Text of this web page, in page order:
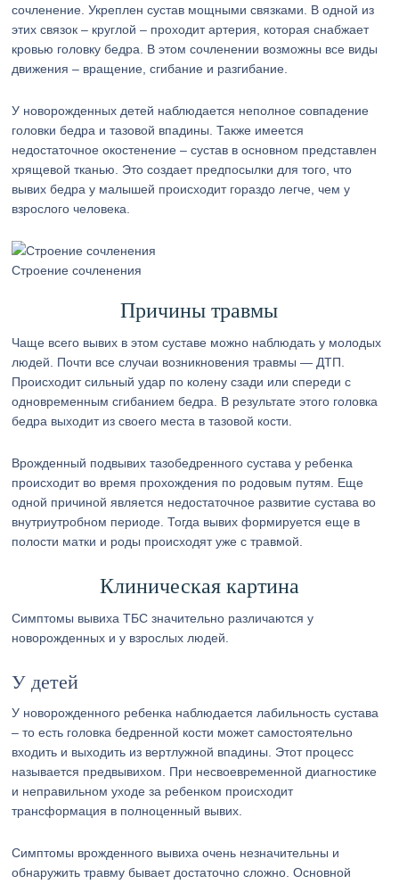
сочленение. Укреплен сустав мощными связками. В одной из
этих связок – круглой – проходит артерия, которая снабжает
кровью головку бедра. В этом сочленении возможны все виды
движения – вращение, сгибание и разгибание.
У новорожденных детей наблюдается неполное совпадение
головки бедра и тазовой впадины. Также имеется
недостаточное окостенение – сустав в основном представлен
хрящевой тканью. Это создает предпосылки для того, что
вывих бедра у малышей происходит гораздо легче, чем у
взрослого человека.
Строение сочленения
Причины травмы
Чаще всего вывих в этом суставе можно наблюдать у молодых
людей. Почти все случаи возникновения травмы — ДТП.
Происходит сильный удар по колену сзади или спереди с
одновременным сгибанием бедра. В результате этого головка
бедра выходит из своего места в тазовой кости.
Врожденный подвывих тазобедренного сустава у ребенка
происходит во время прохождения по родовым путям. Еще
одной причиной является недостаточное развитие сустава во
внутриутробном периоде. Тогда вывих формируется еще в
полости матки и роды происходят уже с травмой.
Клиническая картина
Симптомы вывиха ТБС значительно различаются у
новорожденных и у взрослых людей.
У детей
У новорожденного ребенка наблюдается лабильность сустава
– то есть головка бедренной кости может самостоятельно
входить и выходить из вертлужной впадины. Этот процесс
называется предвывихом. При несвоевременной диагностике
и неправильном уходе за ребенком происходит
трансформация в полноценный вывих.
Симптомы врожденного вывиха очень незначительны и
обнаружить травму бывает достаточно сложно. Основной